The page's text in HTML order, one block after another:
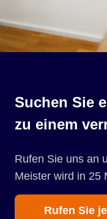
Suchen Sie
zu einem
Rufen Sie uns an
Meister wird in 25
Rufen Sie